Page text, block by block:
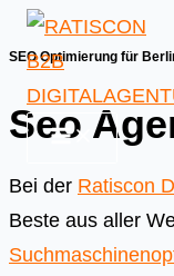
Skip
to
content
SEO Optimierung für
Seo
Bei der Ratiscon
Beste aus aller